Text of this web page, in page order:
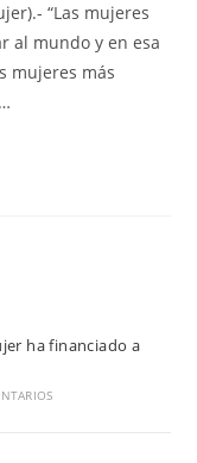
“Las mujeres
al mundo y en esa
mujeres más
ha financiado a